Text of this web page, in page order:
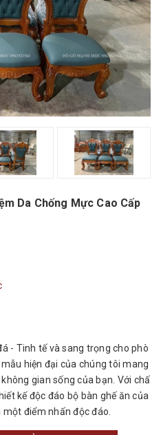
Da Chống Mực Cao Cấp
- Tinh tế và sang trọng cho phò
hiện đại của chúng tôi mang
gian sống của bạn. Với chấ
kế độc đáo bộ bàn ghế ăn của
điểm nhấn độc đáo.